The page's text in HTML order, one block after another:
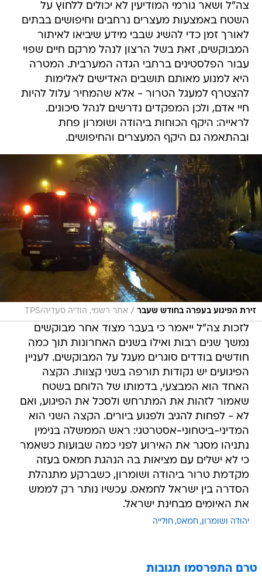
צה"ל ושאר גורמי המודיעין לא יכולים ללחוץ על
השטח באמצעות מעצרים נרחבים וחיפושים בבתים
לאורך זמן כדי להשיג שבבי מידע שיביאו לאיתור
המבוקשים, זאת בשל הרצון לנהל מרקם חיים שפוי
עבור הפלסטינים ברחבי הגדה המערבית. המטרה
היא למנוע מאותם תושבים האדישים לאלימות
להצטרף למעגל הטרור - אלא שהמחיר עלול להיות
חיי אדם, ולכן המפקדים נדרשים לנהל סיכונים.
לראייה: היקף הכוחות ביהודה ושומרון פחת
ובהתאמה גם היקף המעצרים והחיפושים.
זירת הפיגוע בעפרה בחודש שעבר / אתר רשמי, הודיה סעדיה/TPS
לזכות צה"ל ייאמר כי בעבר מצוד אחר מבוקשים
נמשך שנים רבות ואילו בשנים האחרונות תוך כמה
חודשים בודדים סוגרים מעגל על המבוקשים. לעניין
הפיגועים יש נקודות תורפה בשני קצוות. הקצה
האחד הוא המבצעי, בדמותו של הלוחם בשטח
שאמור לזהות את המתרחש ולסכל את הפיגוע, ואם
לא - לפחות להגיב ולפגוע ביורים. הקצה השני הוא
המדיני-ביטחוני-אסטרטגי: ראש הממשלה בנימין
נתניהו מסגר את האירוע לפני כמה שבועות כשאמר
כי לא ישלים עם מציאות בה הנהגת חמאס בעזה
מקדמת טרור ביהודה ושומרון, כשברקע מתנהלת
הסדרה בין ישראל לחמאס. עכשיו נותר רק לממש
את האיומים מבחינת ישראל.
יהודה ושומרון חמאס חולייה
טרם התפרסמו תגובות